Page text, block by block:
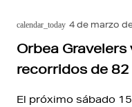
calendar_today 4 de marzo
Orbea
recorridos de
El próximo sábado